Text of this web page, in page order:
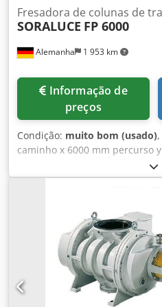
Alemanha 1 953 km
Fresadora de colunas de
SORALUCE FP 6000
preços
Condição: muito bom (usado)
caminho x 6000 mm percurso
mm Controlo HEIDENHAIN
Velocidades do fuso 20 -4000
longitudinal 7000 mm
aprox. 55 toneladas Espaço
m A SORALUCE FP6000 está
Acessórios opcionais: #
de fixação: 2'000.-€ # Várias
trabalho: 2'000.-€ Descrição: -
ITNC 530 Cabeça de fresagem